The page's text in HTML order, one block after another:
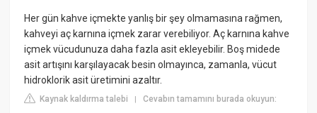
Her gün kahve içmekte yanlış bir şey olmamasına rağmen,
kahveyi aç karnına içmek zarar verebiliyor. Aç karnına kahve
içmek vücudunuza daha fazla asit ekleyebilir. Boş midede
asit artışını karşılayacak besin olmayınca, zamanla, vücut
hidroklorik asit üretimini azaltır.
Kaynak kaldırma talebi |Cevabın tamamını burada okuyun: